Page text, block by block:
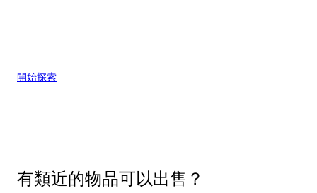
開始探索
有類近的物品可以出售？